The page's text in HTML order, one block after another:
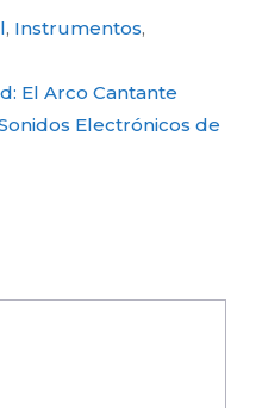
, Instrumentos,
El Arco Cantante
Electrónicos de